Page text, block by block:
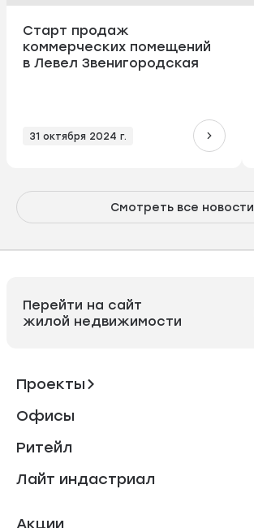
Смотреть все новости
Старт продаж
коммерческих помещений
в Левел Звенигородская
31 октября 2024 г.
Перейти на сайт
жилой недвижимости
Проекты
Офисы
Ритейл
Лайт индастриал
Акции